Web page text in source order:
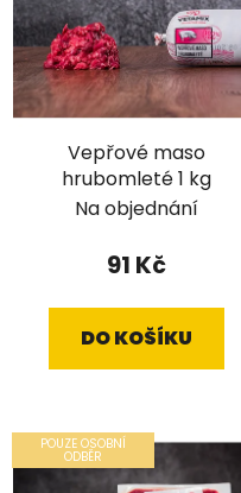
Vepřové maso
hrubomleté 1 kg
Na objednání
91 Kč
DO KOŠÍKU
POUZE OSOBNÍ
ODBĚR